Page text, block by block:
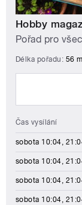
Hobby
Pořad pro
Délka pořadu: 56
Čas vysílání
sobota 10:04,
sobota 10:04,
sobota 10:04,
sobota 10:04,